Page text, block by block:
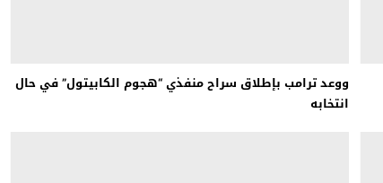
ووعد ترامب بإطلاق سراح منفذي “هجوم الكابيتول” في حال
انتخابه